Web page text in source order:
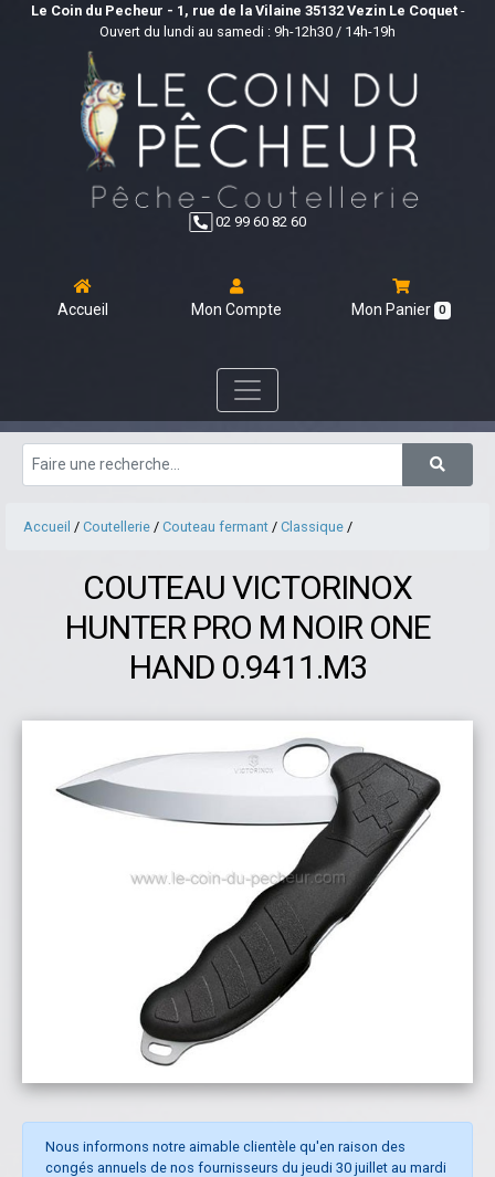
Le Coin du Pecheur - 1, rue de la Vilaine 35132 Vezin Le Coquet-
Ouvert du lundi au samedi : 9h-12h30 / 14h-19h
02 99 60 82 60
Accueil Mon Compte Mon Panier 0
Accueil / Coutellerie / Couteau fermant / Classique /
COUTEAU VICTORINOX
HUNTER PRO M NOIR ONE
HAND 0.9411.M3
Nous informons notre aimable clientèle qu'en raison des
congés annuels de nos fournisseurs du jeudi 30 juillet au mardi